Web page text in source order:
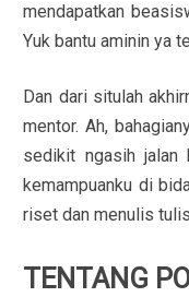
mendapatkan
Yuk bantu aminin ya
Dan dari situlah
mentor. Ah,
sedikit ngasih jalan
kemampuanku di
riset dan menulis
TENTANG